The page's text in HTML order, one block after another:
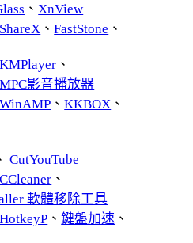
、 XnView
ShareX 、FastStone 、
KMPlayer 、
MPC影音播放器
WinAMP 、KKBOX 、
CutYouTube
CCleaner 、
軟體移除工具
HotkeyP 、鍵盤加速 、